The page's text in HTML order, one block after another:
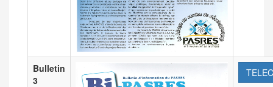
Bulletin
3